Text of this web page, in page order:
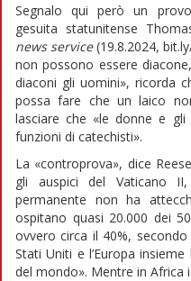
Segnalo qui però un
gesuita statunitense
news service(19.8.2024,
non possono essere
diaconi gli uomini», ricorda
possa fare che un laico
lasciare che «le donne e
funzioni di catechisti».
La «controprova», dice
gli auspici del Vaticano
permanente non ha
ospitano quasi 20.000 dei
ovvero circa il 40%, secondo
Stati Uniti e l’Europa
del mondo». Mentre in Africa